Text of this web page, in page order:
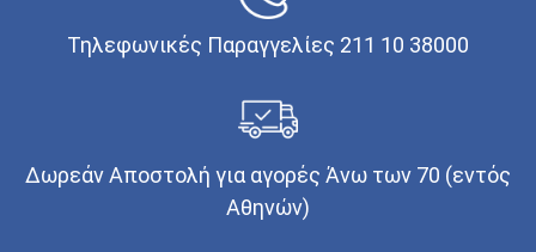
Τηλεφωνικές Παραγγελίες 211 10 38000
Δωρεάν Αποστολή για αγορές Άνω των 70 (εντός
Αθηνών)